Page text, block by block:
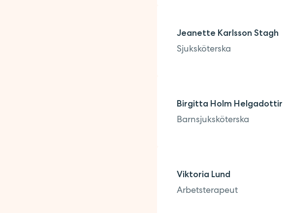
Jeanette Karlsson Stagh
Sjuksköterska
Birgitta Holm Helgadottir
Barnsjuksköterska
Viktoria Lund
Arbetsterapeut